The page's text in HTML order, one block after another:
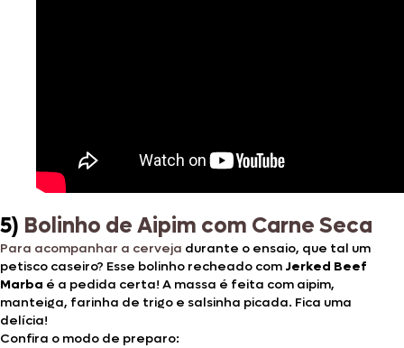
5) Bolinho de Aipim com Carne Seca
Para acompanhar a cerveja durante o ensaio, que tal um
petisco caseiro? Esse bolinho recheado com Jerked Beef
Marba é a pedida certa! A massa é feita com aipim,
manteiga, farinha de trigo e salsinha picada. Fica uma
delícia!
Confira o modo de preparo: